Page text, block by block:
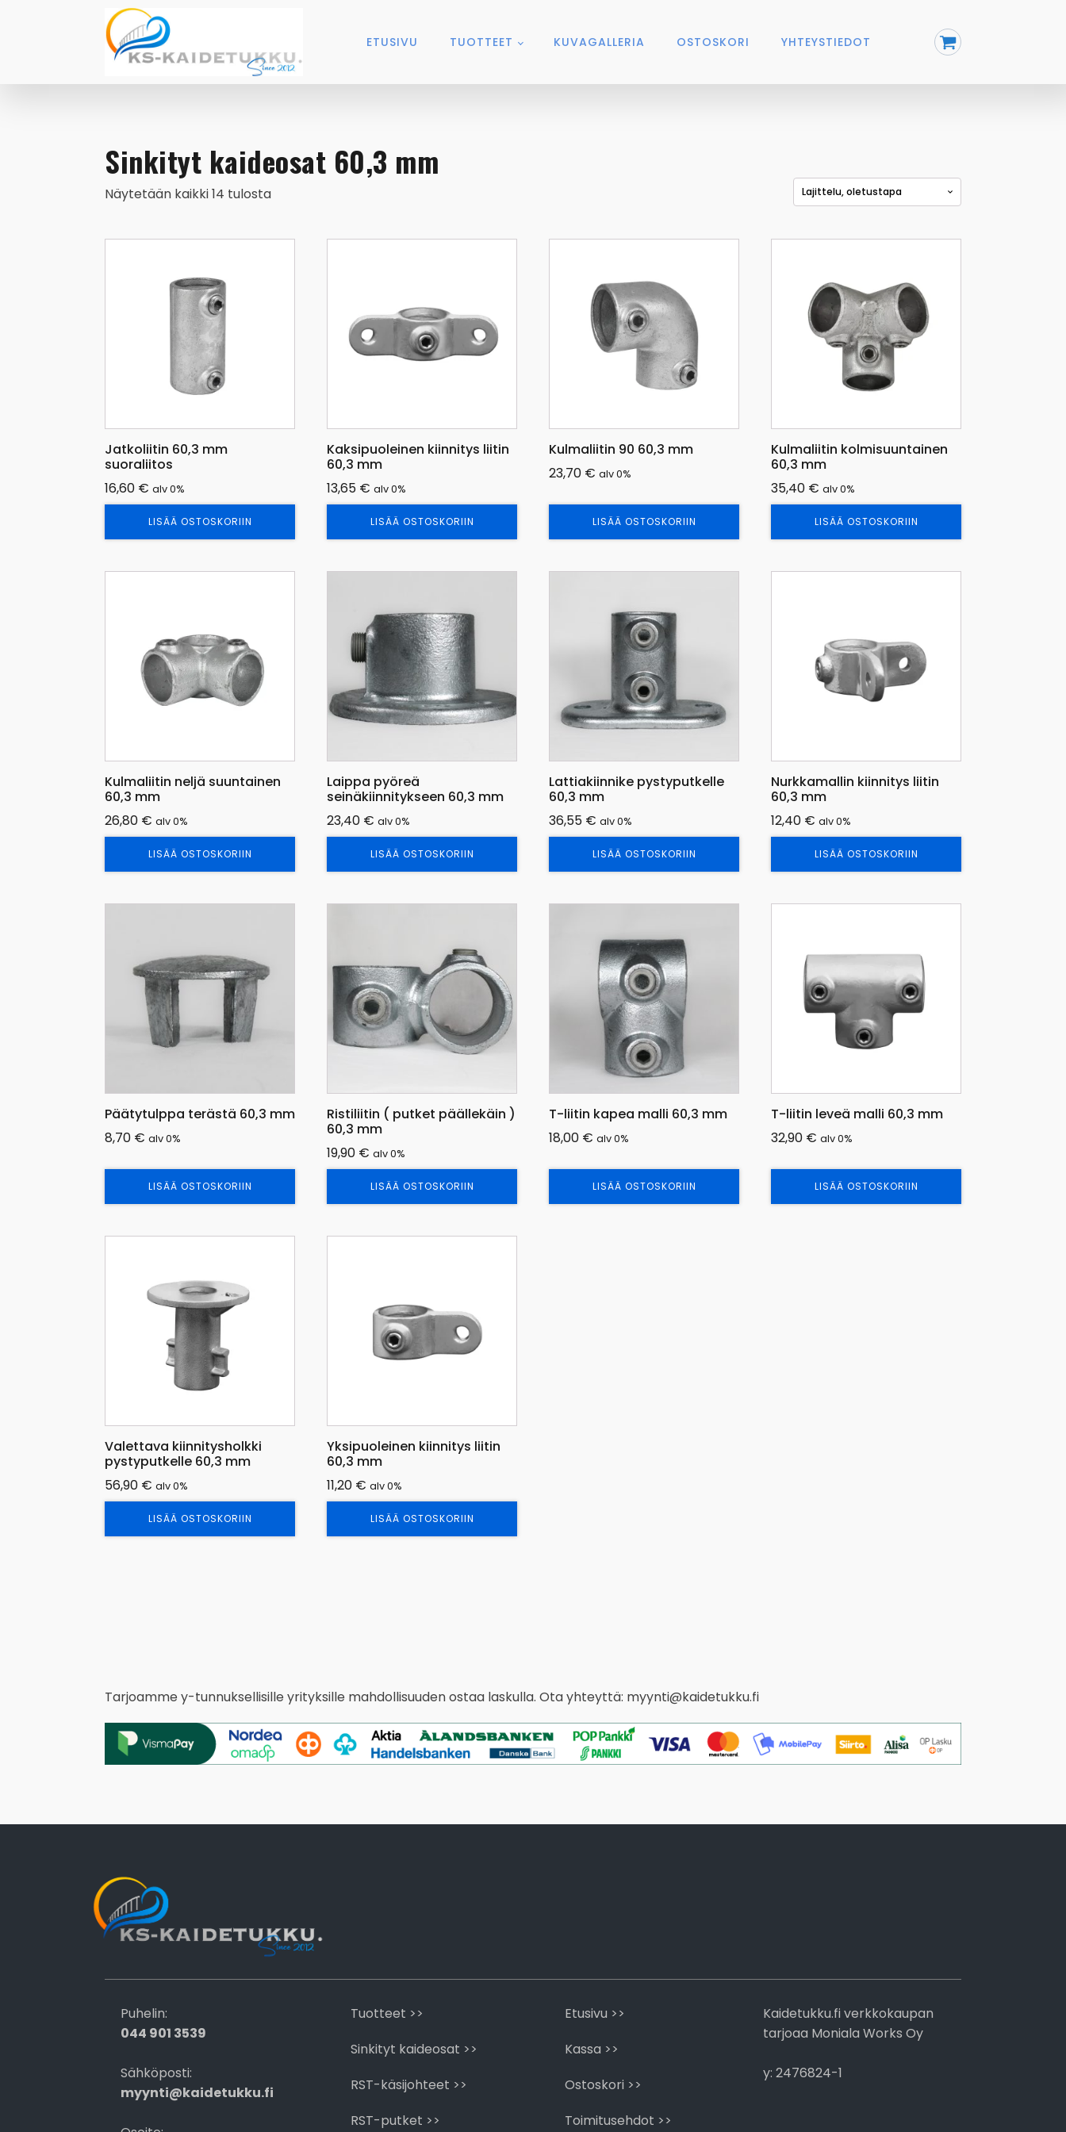
ETUSIVU TUOTTEET KUVAGALLERIA OSTOSKORI YHTEYSTIEDOT
Sinkityt kaideosat 60,3 mm
Näytetään kaikki 14 tulosta
Jatkoliitin 60,3 mm
suoraliitos
16,60 € alv 0%
LISÄÄ OSTOSKORIIN
Kaksipuoleinen kiinnitys liitin
60,3 mm
13,65 € alv 0%
LISÄÄ OSTOSKORIIN
Kulmaliitin 90 60,3 mm
23,70 € alv 0%
LISÄÄ OSTOSKORIIN
Kulmaliitin kolmisuuntainen
60,3 mm
35,40 € alv 0%
LISÄÄ OSTOSKORIIN
Kulmaliitin neljä suuntainen
60,3 mm
26,80 € alv 0%
LISÄÄ OSTOSKORIIN
Laippa pyöreä
seinäkiinnitykseen 60,3 mm
23,40 € alv 0%
LISÄÄ OSTOSKORIIN
Lattiakiinnike pystyputkelle
60,3 mm
36,55 € alv 0%
LISÄÄ OSTOSKORIIN
Nurkkamallin kiinnitys liitin
60,3 mm
12,40 € alv 0%
LISÄÄ OSTOSKORIIN
Päätytulppa terästä 60,3 mm
8,70 € alv 0%
LISÄÄ OSTOSKORIIN
Ristiliitin ( putket päällekäin )
60,3 mm
19,90 € alv 0%
LISÄÄ OSTOSKORIIN
T-liitin kapea malli 60,3 mm
18,00 € alv 0%
LISÄÄ OSTOSKORIIN
T-liitin leveä malli 60,3 mm
32,90 € alv 0%
LISÄÄ OSTOSKORIIN
Valettava kiinnitysholkki
pystyputkelle 60,3 mm
56,90 € alv 0%
LISÄÄ OSTOSKORIIN
Yksipuoleinen kiinnitys liitin
60,3 mm
11,20 € alv 0%
LISÄÄ OSTOSKORIIN
Tarjoamme y-tunnuksellisille yrityksille mahdollisuuden ostaa laskulla. Ota yhteyttä: myynti@kaidetukku.fi
Puhelin:
044 901 3539
Sähköposti:
myynti@kaidetukku.fi
Tuotteet >>
Sinkityt kaideosat >>
RST-käsijohteet >>
RST-putket >>
Etusivu >>
Kassa >>
Ostoskori >>
Toimitusehdot >>
Kaidetukku.fi verkkokaupan
tarjoaa Moniala Works Oy
y: 2476824-1